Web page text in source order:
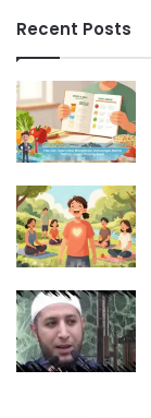
Recent Posts